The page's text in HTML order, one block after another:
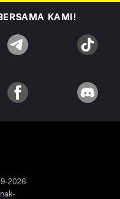
KAMI!
2026